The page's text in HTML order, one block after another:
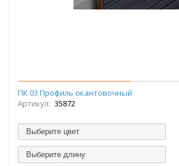
ПК 03 Профиль окантовочный
Артикул: 35872
Выберите цвет
Выберите длину